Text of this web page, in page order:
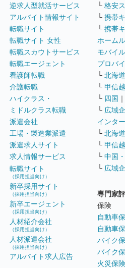
逆求人型就活サービス
アルバイト情報サイト
転職サイト
転職サイト 女性
転職スカウトサービス
転職エージェント
看護師転職
介護転職
ハイクラス・
ミドルクラス転職
派遣会社
工場・製造業派遣
派遣求人サイト
求人情報サービス
転職サイト
（採用担当向け）
新卒採用サイト
（採用担当向け）
新卒エージェント
（採用担当向け）
人材紹介会社
（採用担当向け）
人材派遣会社
（採用担当向け）
アルバイト求人広告
└ 格安
└ 携帯
└ 携帯
ホーム
モバイ
プロバ
└ 北海道
└ 甲信
└ 四国 ｜
└ 広域
インタ
└ 北海道
└ 甲信
└ 中国
└ 広域
専門家
保険
自動車
自動車
バイク
バイク
火災保険